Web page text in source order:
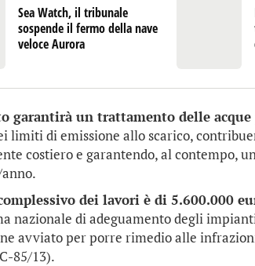
Sea Watch, il tribunale
sospende il fermo della nave
veloce Aurora
garantirà un trattamento delle acque
limiti di emissione allo scarico,
costiero e garantendo, al contempo,
dei lavori è di 5.600.000
nazionale di adeguamento degli
avviato per porre rimedio alle
85/13).